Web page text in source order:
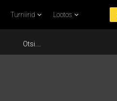
Turniirid Lootos